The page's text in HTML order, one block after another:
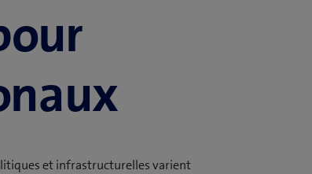
et infrastructurelles varient